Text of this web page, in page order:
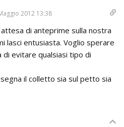
2012 13:38
di anteprime sulla nostra
lasci entusiasta. Voglio sperare
di evitare qualsiasi tipo di
il colletto sia sul petto sia